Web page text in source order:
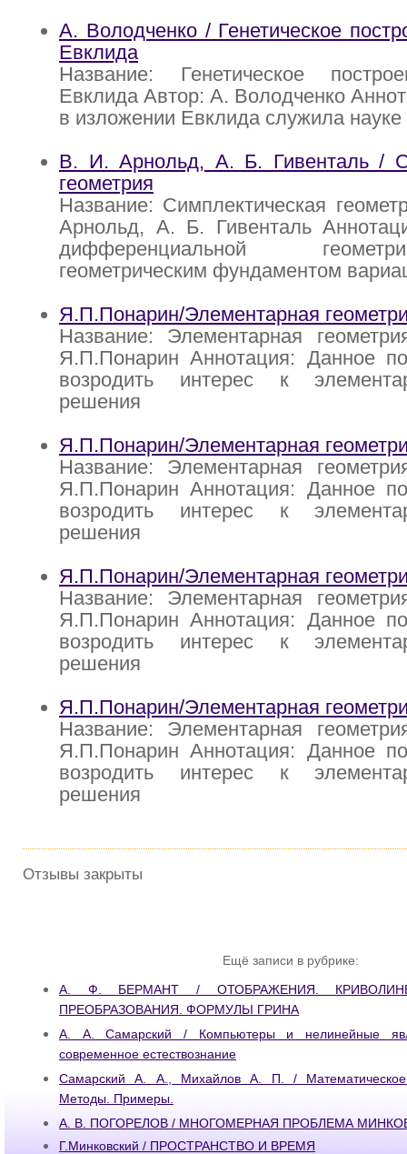
А. Володченко / Генетическое
Евклида
Название: Генетическое
Евклида Автор: А. Володченко
в изложении Евклида служила науке
В. И. Арнольд, А. Б. Гивенталь /
геометрия
Название: Симплектическая
Арнольд, А. Б. Гивенталь
дифференциальной
геометрическим фундаментом
Я.П.Понарин/Элементарная
Название: Элементарная
Я.П.Понарин Аннотация: Данное
возродить интерес к
решения
Я.П.Понарин/Элементарная
Название: Элементарная
Я.П.Понарин Аннотация: Данное
возродить интерес к
решения
Я.П.Понарин/Элементарная
Название: Элементарная
Я.П.Понарин Аннотация: Данное
возродить интерес к
решения
Я.П.Понарин/Элементарная
Название: Элементарная
Я.П.Понарин Аннотация: Данное
возродить интерес к
решения
Отзывы закрыты
Ещё записи в рубрике:
А. Ф. БЕРМАНТ / ОТОБРАЖЕНИЯ.
ПРЕОБРАЗОВАНИЯ. ФОРМУЛЬI ГРИНА
А. А. Самарский / Компьютеры и нелинейные
современное естествознание
Самарский А. А., Михайлов А. П. /
Методы. Примеры.
А. В. ПОГОРЕЛОВ / МНОГОМЕРНАЯ ПРОБЛЕМА
Г.Минковский / ПРОСТРАНСТВО И ВРЕМЯ